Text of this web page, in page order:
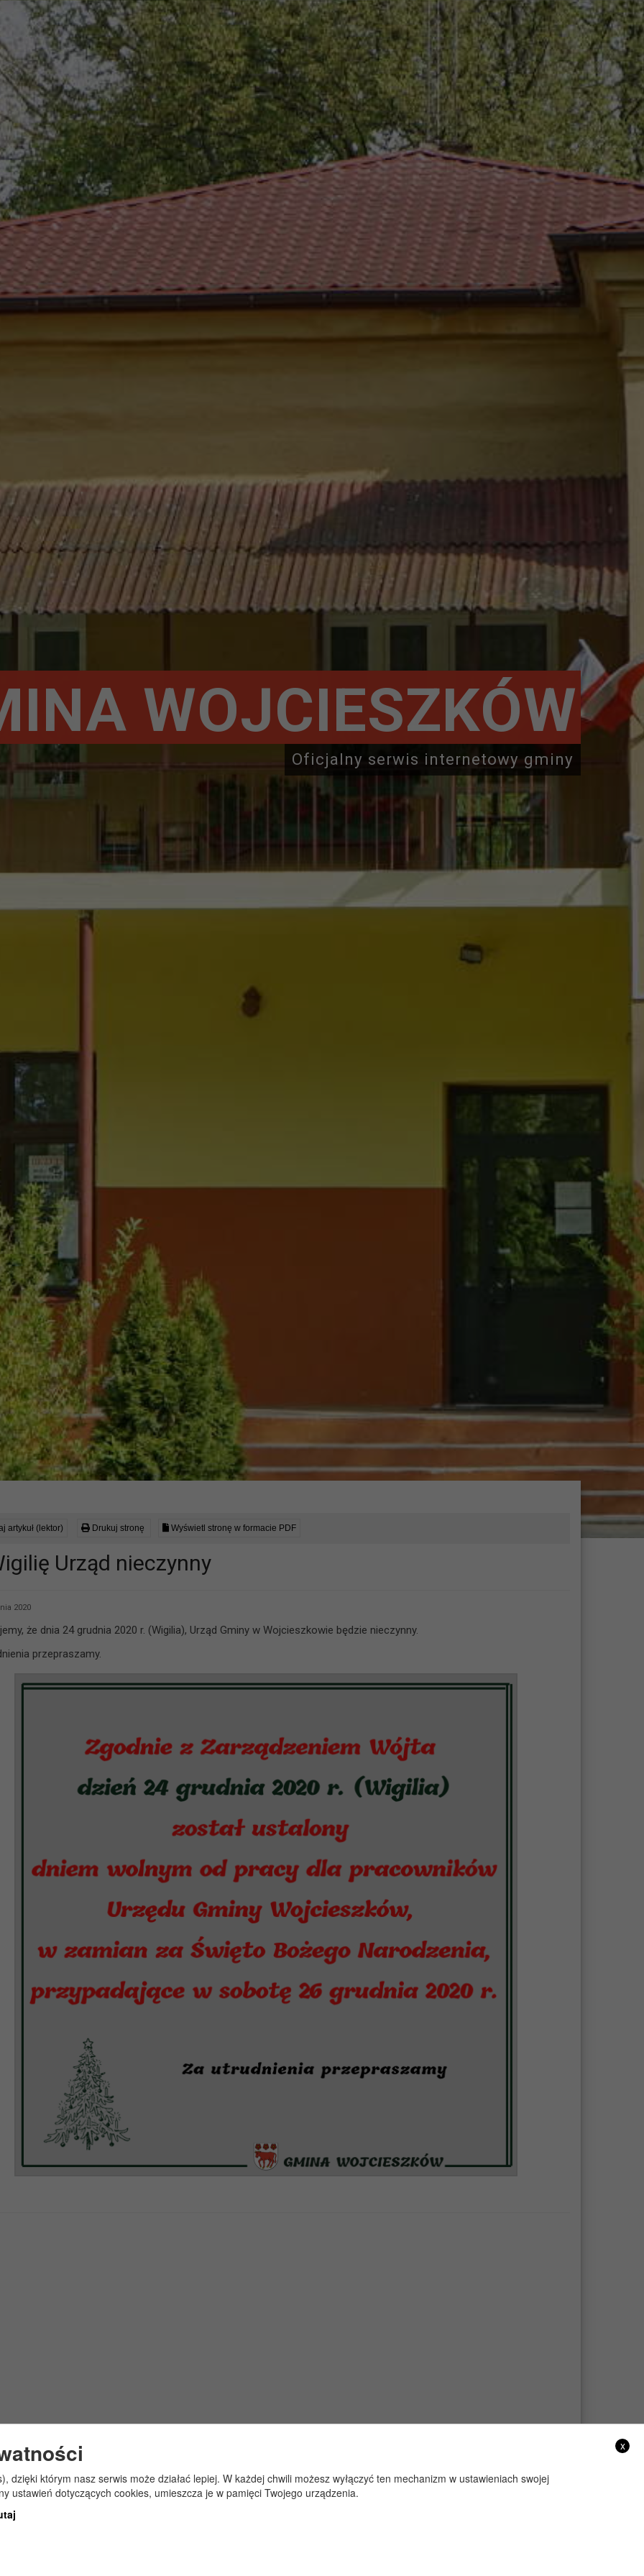
WOJCIESZKÓW
Oficjalny serwis internetowy gminy
(0-25) 755 41 01 urzad_gminy@wojcieszkow.pl
artykuł (lektor) Drukuj stronę Wyświetl stronę w formacie PDF
Urząd nieczynny
2020
że dnia 24 grudnia 2020 r. (Wigilia), Urząd Gminy w Wojcieszkowie będzie nieczynny.
przepraszamy.
x
dzięki którym nasz serwis może działać lepiej. W każdej chwili możesz wyłączyć ten mechanizm w ustawieniach swojej
ustawień dotyczących cookies, umieszcza je w pamięci Twojego urządzenia.